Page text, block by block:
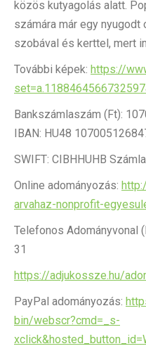
közös kutyagolás alatt.
számára már egy nyugodt
szobával és kerttel, mert
További képek: https://
Bankszámlaszám (Ft):
IBAN: HU48
SWIFT: CIBHHUHB
Online adományozás:
arvahaz-nonprofit-
Telefonos Adományvonal
31
https://adjukossze.hu/
PayPal adományozás:
bin/webscr?cmd=_s-